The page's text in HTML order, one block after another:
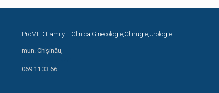
ProMED Family – Clinica Ginecologie,Chirugie,Urologie
mun. Chișinău,
069 11 33 66